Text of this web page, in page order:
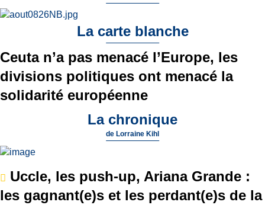
La carte blanche
Ceuta n’a pas menacé l’Europe, les
divisions politiques ont menacé la
solidarité européenne
La chronique
de Lorraine Kihl
Uccle, les push-up, Ariana Grande :
les gagnant(e)s et les perdant(e)s de la